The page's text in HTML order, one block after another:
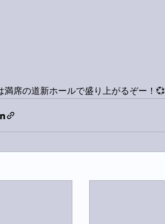
満席の道新ホールで盛り上がるぞー！💞